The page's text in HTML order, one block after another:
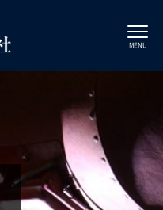
MENU